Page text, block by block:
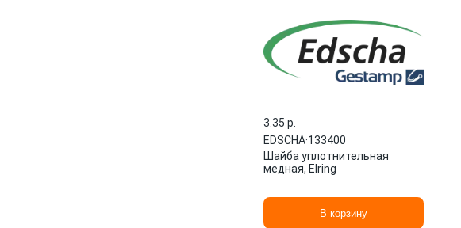
3.35 p.
EDSCHA·133400
Шайба уплотнительная
медная, Elring
В корзину